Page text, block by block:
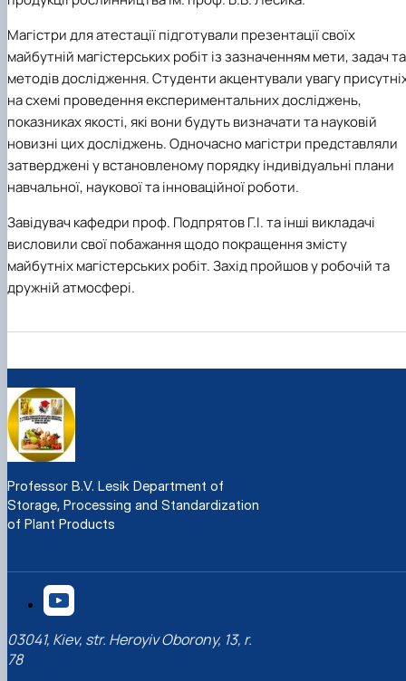
практики
Магістри для атестації підготували презентації своїх
майбутній магістерських робіт із зазначенняммети, задач та
методів дослідження. Студенти акцентували увагу
на схемі проведення експериментальних досліджень,
показниках якості, які вони будуть визначати та науковій
новизні цих досліджень. Одночасно магістри представляли
затверджені у встановленому порядку індивідуальні плани
навчальної, наукової та інноваційної роботи.
Завідувач кафедри проф. Подпрятов Г.І. та інші викладачі
висловили свої побажання щодо покращення змісту
майбутніх магістерських робіт. Захід пройшов у робочій та
дружній атмосфері.
Professor B.V. Lesik Department of
Storage, Processing and Standardization
of Plant Products
03041, Kiev, str. Heroyiv Oborony, 13, r.
78